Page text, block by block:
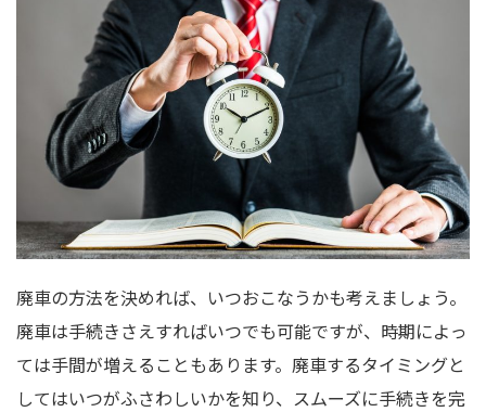
廃車の方法を決めれば、いつおこなうかも考えましょう。
廃車は手続きさえすればいつでも可能ですが、時期によっ
ては手間が増えることもあります。廃車するタイミングと
してはいつがふさわしいかを知り、スムーズに手続きを完